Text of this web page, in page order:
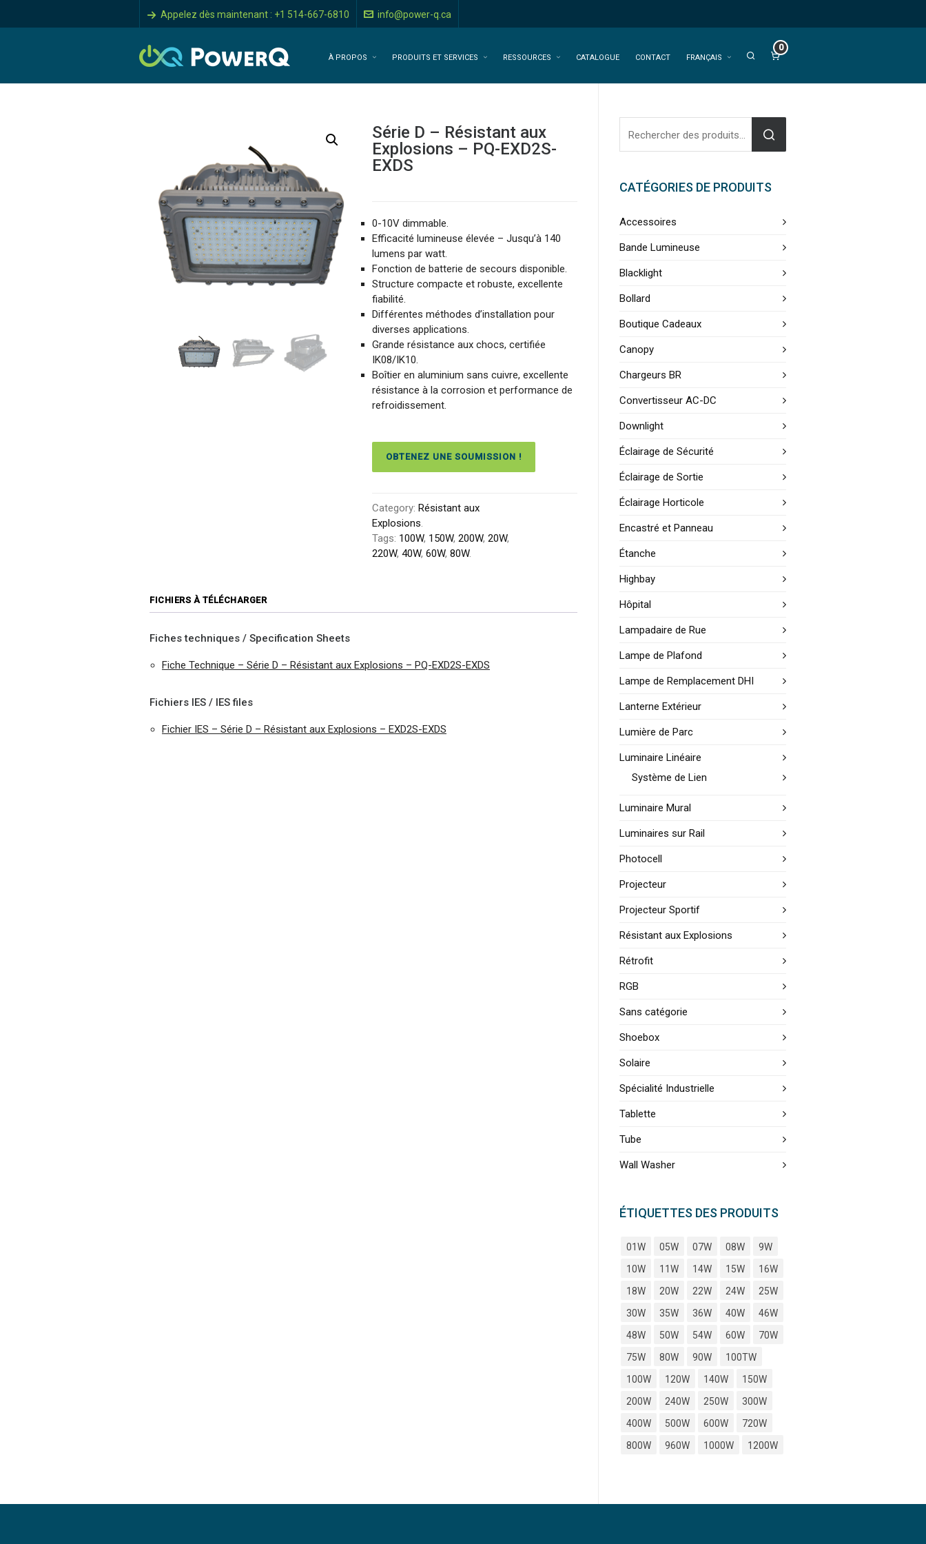
Appelez dès maintenant : +1 514-667-6810 info@power-q.ca
À PROPOS PRODUITS ET SERVICES RESSOURCES CATALOGUE CONTACT FRANÇAIS
0
Série D – Résistant aux
Explosions – PQ-EXD2S-
EXDS
0-10V dimmable.
Efficacité lumineuse élevée – Jusqu’à 140
lumens par watt.
Fonction de batterie de secours disponible.
Structure compacte et robuste, excellente
fiabilité.
Différentes méthodes d’installation pour
diverses applications.
Grande résistance aux chocs, certifiée
IK08/IK10.
Boîtier en aluminium sans cuivre, excellente
résistance à la corrosion et performance de
refroidissement.
OBTENEZ UNE SOUMISSION !
Category:Résistant aux
Explosions.
Tags: 100W, 150W,200W,20W,
220W,40W,60W,80W.
FICHIERS À TÉLÉCHARGER
Fiches techniques / Specification Sheets
Fiche Technique – Série D – Résistant aux Explosions – PQ-EXD2S-EXDS
Fichiers IES / IES files
Fichier IES – Série D – Résistant aux Explosions – EXD2S-EXDS
CATÉGORIES DE PRODUITS
Accessoires
Bande Lumineuse
Blacklight
Bollard
Boutique Cadeaux
Canopy
Chargeurs BR
Convertisseur AC-DC
Downlight
Éclairage de Sécurité
Éclairage de Sortie
Éclairage Horticole
Encastré et Panneau
Étanche
Highbay
Hôpital
Lampadaire de Rue
Lampe de Plafond
Lampe de Remplacement DHI
Lanterne Extérieur
Lumière de Parc
Luminaire Linéaire
Système de Lien
Luminaire Mural
Luminaires sur Rail
Photocell
Projecteur
Projecteur Sportif
Résistant aux Explosions
Rétrofit
RGB
Sans catégorie
Shoebox
Solaire
Spécialité Industrielle
Tablette
Tube
Wall Washer
ÉTIQUETTES DES PRODUITS
01W 05W 07W 08W
9W
10W
11W 14W 15W
16W
18W
20W 22W 24W
25W
30W
35W 36W 40W
46W
48W
50W 54W 60W
70W
75W
80W 90W
100TW
100W
120W 140W
150W
200W
240W 250W
300W
400W
500W 600W
720W
800W
960W 1000W 1200W